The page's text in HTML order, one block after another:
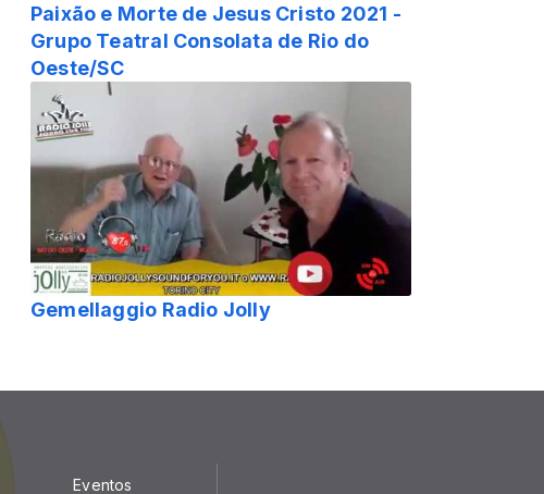
Paixão e Morte de Jesus Cristo 2021 -
Grupo Teatral Consolata de Rio do
Oeste/SC
Gemellaggio Radio Jolly
Eventos